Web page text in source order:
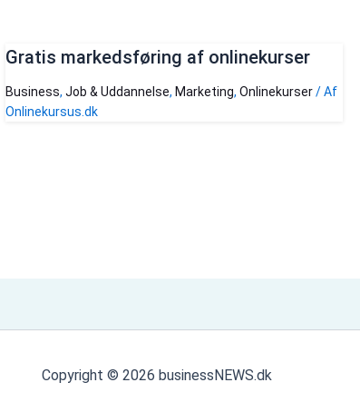
Gratis markedsføring af onlinekurser
Business, Job & Uddannelse, Marketing, Onlinekurser/ Af
Onlinekursus.dk
Copyright © 2026 businessNEWS.dk